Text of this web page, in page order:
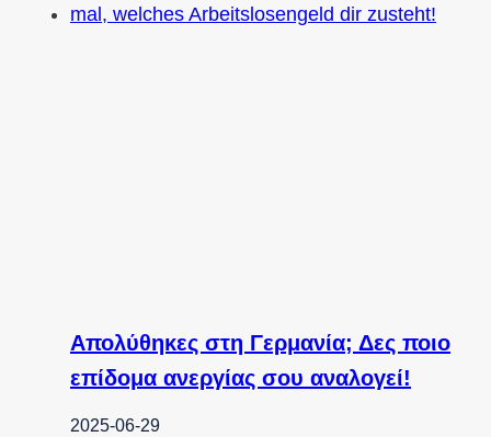
Απολύθηκες στη Γερμανία; Δες ποιο
επίδομα ανεργίας σου αναλογεί!
2025-06-29